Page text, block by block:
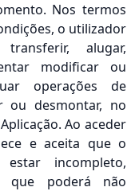
Nos termos
o utilizador
alugar,
modificar ou
operações de
ou desmontar, no
Ao aceder
e aceita que o
incompleto,
que poderá não